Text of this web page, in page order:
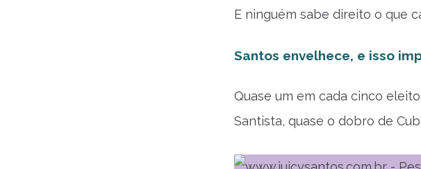
E ninguém sabe direito o que
Santos envelhece, e isso
Quase um em cada cinco
Santista, quase o dobro de